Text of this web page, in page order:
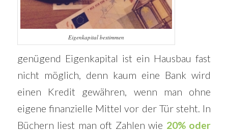
Eigenkapital bestimmen
genügend Eigenkapital ist ein Hausbau fast
nicht möglich, denn kaum eine Bank wird
einen Kredit gewähren, wenn man ohne
eigene finanzielle Mittel vor der Tür steht. In
Büchern liest man oft Zahlen wie 20% oder